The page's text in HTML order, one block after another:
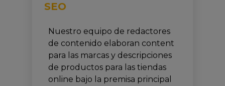
SEO
Nuestro equipo de redactores
de contenido elaboran content
para las marcas y descripciones
de productos para las tiendas
online bajo la premisa principal